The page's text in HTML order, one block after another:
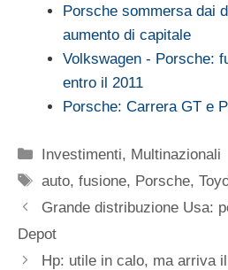
Porsche sommersa dai
aumento di capitale
Volkswagen - Porsche:
entro il 2011
Porsche: Carrera GT e
Categorie
Investimenti, Multinazionali
Tag
auto,fusione, Porsche,
Grande distribuzione Usa:
Depot
Hp: utile in calo, ma arriva